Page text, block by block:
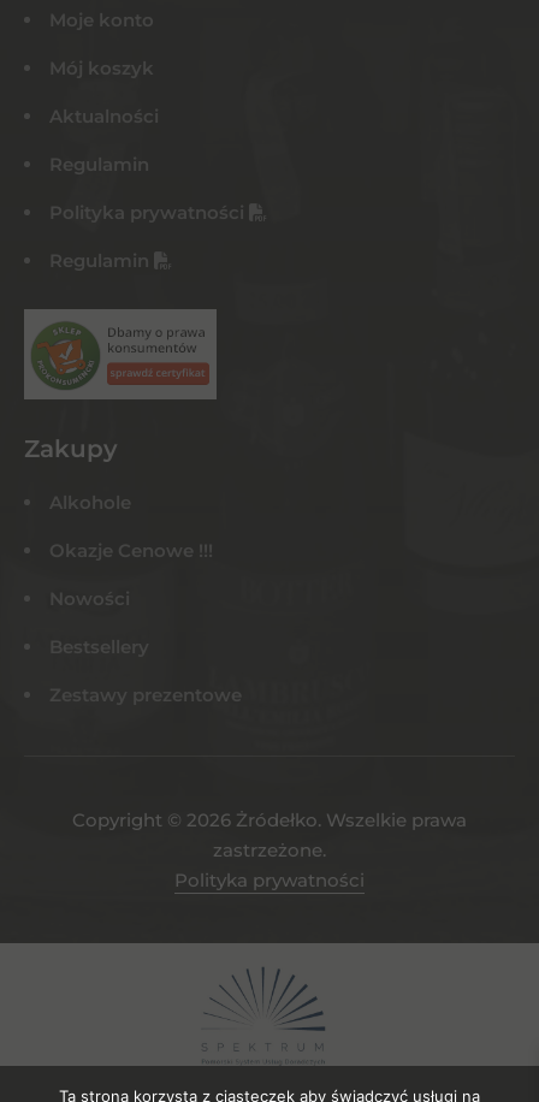
Moje konto
Mój koszyk
Aktualności
Regulamin
Polityka prywatności
Regulamin
Zakupy
Alkohole
Okazje Cenowe !!!
Nowości
Bestsellery
Zestawy prezentowe
Copyright © 2026 Żródełko. Wszelkie prawa
zastrzeżone.
Polityka prywatności
Ta strona korzysta z ciasteczek aby świadczyć usługi na